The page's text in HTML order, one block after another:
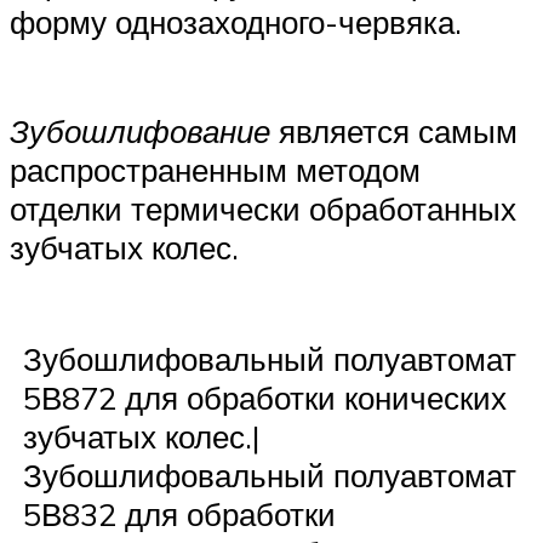
форму однозаходного-червяка.
Зубошлифование является самым
распространенным методом
отделки термически обработанных
зубчатых колес.
Зубошлифовальный полуавтомат
5В872 для обработки конических
зубчатых колес.|
Зубошлифовальный полуавтомат
5В832 для обработки